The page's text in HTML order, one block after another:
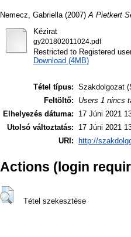
Nemecz, Gabriella (2007) A Pietkert
Kézirat
gy201802011024.pdf
Restricted to Registered
Download (4MB)
Tétel típus: Szakdolgozat
Feltöltő:
Users 1 nincs
Elhelyezés dátuma:
17 Júni 2021
Utolsó változtatás:
17 Júni 2021
URI:
http://
Actions (login
Tétel szekesztése